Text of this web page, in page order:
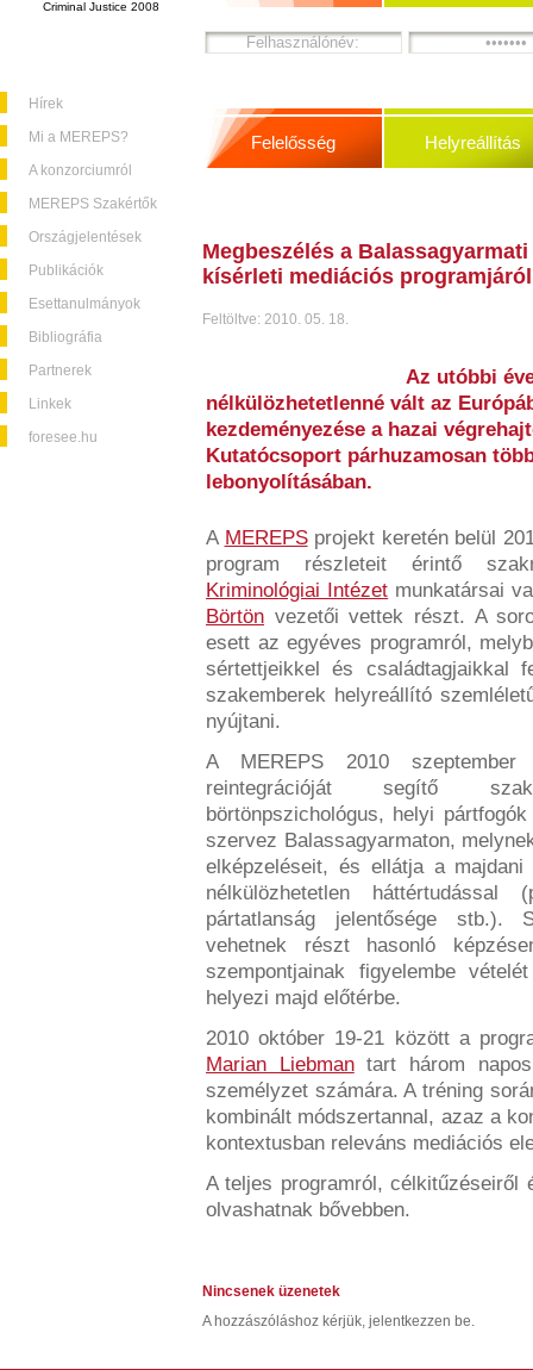
Criminal Justice 2008
Hírek
Mi a MEREPS?
A konzorciumról
MEREPS Szakértők
Országjelentések
Publikációk
Esettanulmányok
Bibliográfia
Partnerek
Linkek
foresee.hu
Felelősség Helyreállítás
Megbeszélés a
kísérleti mediációs programjáról
Feltöltve: 2010. 05. 18.
Az utóbbi
nélkülözhetetlenné vált az
kezdeményezése a hazai
Kutatócsoport párhuzamosan
lebonyolításában.
A MEREPSprojekt keretén belül
program részleteit érintő
Kriminológiai Intézet munkatársai
Börtön vezetői vettek részt. A
esett az egyéves programról,
sértettjeikkel és családtagjaikkal
szakemberek helyreállító
nyújtani.
A MEREPS 2010
reintegrációját segítő
börtönpszichológus, helyi
szervez Balassagyarmaton,
elképzeléseit, és ellátja a
nélkülözhetetlen
pártatlanság jelentősége stb.).
vehetnek részt hasonló
szempontjainak figyelembe
helyezi majd előtérbe.
2010 október 19-21 között a
Marian Liebmantart három napos
személyzet számára. A tréning
kombinált módszertannal, azaz a
kontextusban releváns mediációs
A teljes programról,
olvashatnak bővebben.
Nincsenek üzenetek
A hozzászóláshoz kérjük, jelentkezzen be.